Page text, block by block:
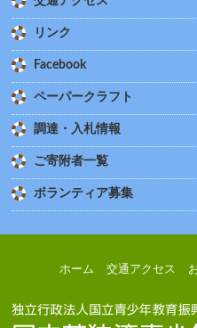
リンク
Facebook
ペーパークラフト
調達・入札情報
ご寄附者一覧
ボランティア募集
ホーム 交通アクセス